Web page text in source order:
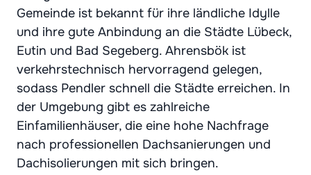
Gemeinde ist bekannt für ihre ländliche Idylle
und ihre gute Anbindung an die Städte Lübeck,
Eutin und Bad Segeberg. Ahrensbök ist
verkehrstechnisch hervorragend gelegen,
sodass Pendler schnell die Städte erreichen. In
der Umgebung gibt es zahlreiche
Einfamilienhäuser, die eine hohe Nachfrage
nach professionellen Dachsanierungen und
Dachisolierungen mit sich bringen.